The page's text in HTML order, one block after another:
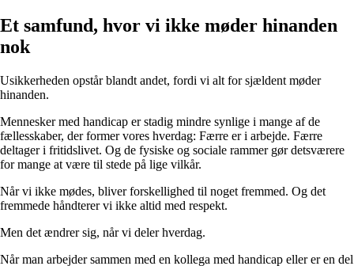
Et samfund, hvor vi ikke møder hinanden
nok
Usikkerheden opstår blandt andet, fordi vi alt for sjældent møder
hinanden.
Mennesker med handicap er stadig mindre synlige i mange af de
fællesskaber, der former vores hverdag: Færre er i arbejde. Færre
deltager i fritidslivet. Og de fysiske og sociale rammer gør detsværere
for mange at være til stede på lige vilkår.
Når vi ikke mødes, bliver forskellighed til noget fremmed. Og det
fremmede håndterer vi ikke altid med respekt.
Men det ændrer sig, når vi deler hverdag.
Når man arbejder sammen med en kollega med handicap eller er en del